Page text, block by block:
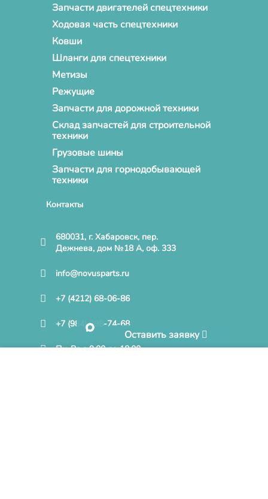
Запчасти двигателей спецтехники
Ходовая часть спецтехники
Ковши
Шланги для спецтехники
Метизы
Режущие
Запчасти для дорожной техники
Склад запчастей для строительной
техники
Грузовые шины
Запчасти для горнодобывающей
техники
Контакты
680031, г. Хабаровск, пер.
Дежнева, дом №18 А, оф. 333
info@novusparts.ru
+7 (4212) 68-06-86
+7 (984) 298-74-68
Пн-Вс с 9:00 до 18:00
Оставить заявку